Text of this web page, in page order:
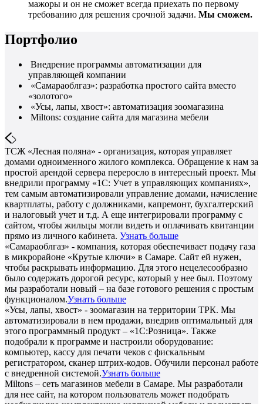
мажоры и он не сможет всегда приехать по первому
требованию для решения срочной задачи. Мы сможем.
Портфолио
Внедрение программы автоматизации для
управляющей компании
«Самараоблгаз»: разработка простого сайта вместо
«золотого»
«Усы, лапы, хвост»: автоматизация зоомагазина
Miltons: создание сайта для магазина мебели
ТСЖ «Лесная поляна» - организация, которая управляет
домами одноименного жилого комплекса. Обращение к нам за
простой арендой сервера переросло в интересный проект. Мы
внедрили программу «1С: Учет в управляющих компаниях»,
тем самым автоматизировали управление домами, начисление
квартплаты, работу с должниками, капремонт, бухгалтерский
и налоговый учет и т.д. А еще интегрировали программу с
сайтом, чтобы жильцы могли видеть и оплачивать квитанции
прямо из личного кабинета. Узнать больше
«Самараоблгаз» - компания, которая обеспечивает подачу газа
в микрорайоне «Крутые ключи» в Самаре. Сайт ей нужен,
чтобы раскрывать информацию. Для этого нецелесообразно
было содержать дорогой ресурс, который у нее был. Поэтому
мы разработали новый – на базе готового решения с простым
функционалом.Узнать больше
«Усы, лапы, хвост» - зоомагазин на территории ТРК. Мы
автоматизировали в нем продажи, внедрив оптимальный для
этого программный продукт – «1С:Розница». Также
подобрали к программе и настроили оборудование:
компьютер, кассу для печати чеков с фискальным
регистратором, сканер штрих-кодов. Обучили персонал работе
с внедренной системой.Узнать больше
Miltons – сеть магазинов мебели в Самаре. Мы разработали
для нее сайт, на котором пользователь может подобрать